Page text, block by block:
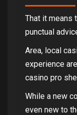
That it means
punctual
Area, local
experience
casino pro
While a new
even new to